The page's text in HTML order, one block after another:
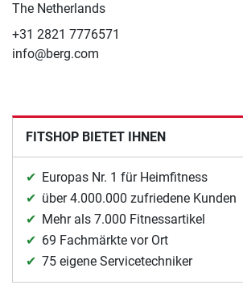
The Netherlands
+31 2821 7776571
info@berg.com
FITSHOP BIETET IHNEN
Europas Nr. 1 für Heimfitness
über 4.000.000 zufriedene Kunden
Mehr als 7.000 Fitnessartikel
69 Fachmärkte vor Ort
75 eigene Servicetechniker